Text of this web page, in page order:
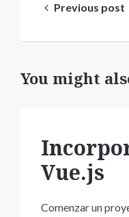
entradas
Previous post
You might
Vue.js
Comenzar un